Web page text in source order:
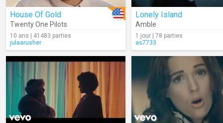
House Of Gold
Twenty One Pilots
10 ans | 41483 parties
julaarusher
Lonely Island
Amble
1 jour | 78 parties
as7733